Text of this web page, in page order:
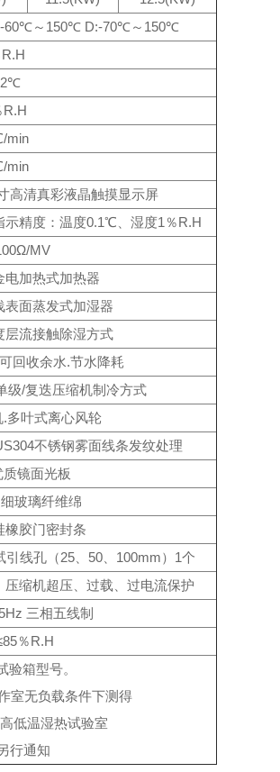
60℃～150℃ D:-70℃～150℃
R.H
min
min
高清真彩液晶触摸显示屏
精度：温度0.1℃、湿度1％R.H
MV
电加热式加热器
表面蒸发式加湿器
层流接触除湿方式
回收余水.节水降耗
级/复迭压缩机制冷方式
多叶式离心风轮
不锈钢雾面线条发纹处理
镜面光板
玻璃纤维绵
橡胶门密封条
线孔（25、50、100mm）1个
缩机超压、过载、过电流保护
三相五线制
％R.H
验箱型号。
室无负载条件下测得
低温湿热试验室
行通知